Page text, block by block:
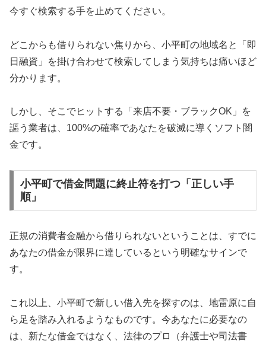
今すぐ検索する手を止めてください。
どこからも借りられない焦りから、小平町の地域名と「即
日融資」を掛け合わせて検索してしまう気持ちは痛いほど
分かります。
しかし、そこでヒットする「来店不要・ブラックOK」を
謳う業者は、100%の確率であなたを破滅に導くソフト闇
金です。
小平町で借金問題に終止符を打つ「正しい手
順」
正規の消費者金融から借りられないということは、すでに
あなたの借金が限界に達しているという明確なサインで
す。
これ以上、小平町で新しい借入先を探すのは、地雷原に自
ら足を踏み入れるようなものです。今あなたに必要なの
は、新たな借金ではなく、法律のプロ（弁護士や司法書